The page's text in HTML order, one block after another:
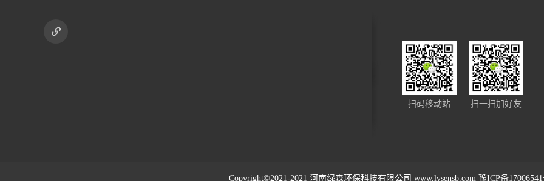
扫码移动站 扫一扫加好友
Copyright©2021-2021 河南绿森环保科技有限公司 www.lvsensb.com 豫ICP备